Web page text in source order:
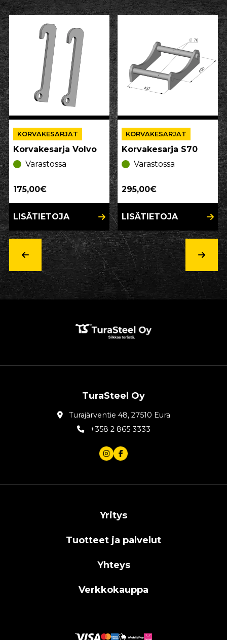
Korvakesarja Volvo
KORVAKESARJAT
Varastossa
175,00€
LISÄTIETOJA
Korvakesarja S70
KORVAKESARJAT
Varastossa
295,00€
LISÄTIETOJA
TuraSteel Oy
Turajärventie 48, 27510 Eura
+358 2 865 3333
Yritys
Tuotteet ja palvelut
Yhteys
Verkkokauppa